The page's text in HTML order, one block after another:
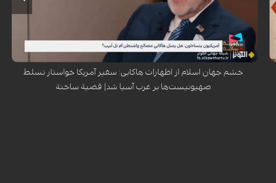
اظهارات جنجالی مایک هاکابی، سفیر آمریکا در رژیم صهیونیستی، درباره تسلط
این رژیم بر تمام سرزمین‌های غرب آسیا بر اساس تفاسیر توراتی، موج گسترده‌ای
از خشم در جهان اسلام و حتی انتقاداتی را در داخل آمریکا برانگیخته است.
خشم جهان اسلام از اظهارات هاکابی: سفیر آمریکا خواستار تسلط
صهیونیست‌ها بر غرب آسیا شد| قضیة ساخنة